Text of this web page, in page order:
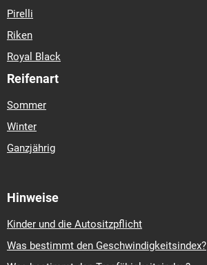
Pirelli
Riken
Royal Black
Reifenart
Sommer
Winter
Ganzjährig
Hinweise
Kinder und die Autositzpflicht
Was bestimmt den Geschwindigkeitsindex?